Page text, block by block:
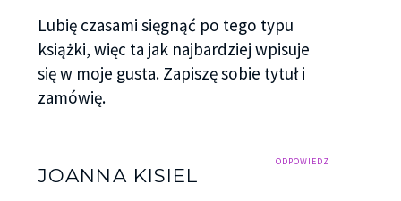
Lubię czasami sięgnąć po tego typu
książki, więc ta jak najbardziej wpisuje
się w moje gusta. Zapiszę sobie tytuł i
zamówię.
ODPOWIEDZ
JOANNA KISIEL